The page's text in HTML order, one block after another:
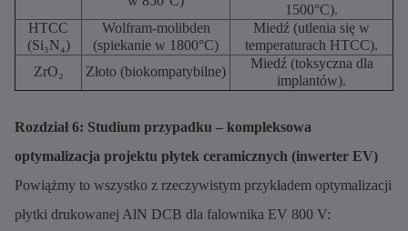
1500°C).
HTCC
(Si₃N₄)
Wolfram-molibden
(spiekanie w 1800°C)
Miedź (utlenia się w
temperaturach HTCC).
ZrO₂
Złoto (biokompatybilne)
Miedź (toksyczna dla
implantów).
Rozdział 6: Studium przypadku – kompleksowa
optymalizacja projektu płytek ceramicznych (inwerter EV)
Powiążmy to wszystko z rzeczywistym przykładem optymalizacji
płytki drukowanej AlN DCB dla falownika EV 800 V: